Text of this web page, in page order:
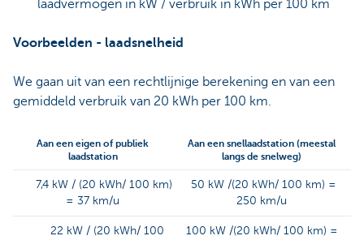
laadvermogen in kW / verbruik in kWh per 100 km
Voorbeelden - laadsnelheid
We gaan uit van een rechtlijnige berekening en van een
gemiddeld verbruik van 20 kWh per 100 km.
Aan een eigen ofpubliek
laadstation
Aan een snellaadstation (meestal
langs de snelweg)
7,4 kW / (20 kWh/ 100 km)
= 37 km/u
50 kW /(20 kWh/ 100 km) =
250 km/u
22 kW / (20 kWh/ 100
100 kW /(20 kWh/ 100 km) =